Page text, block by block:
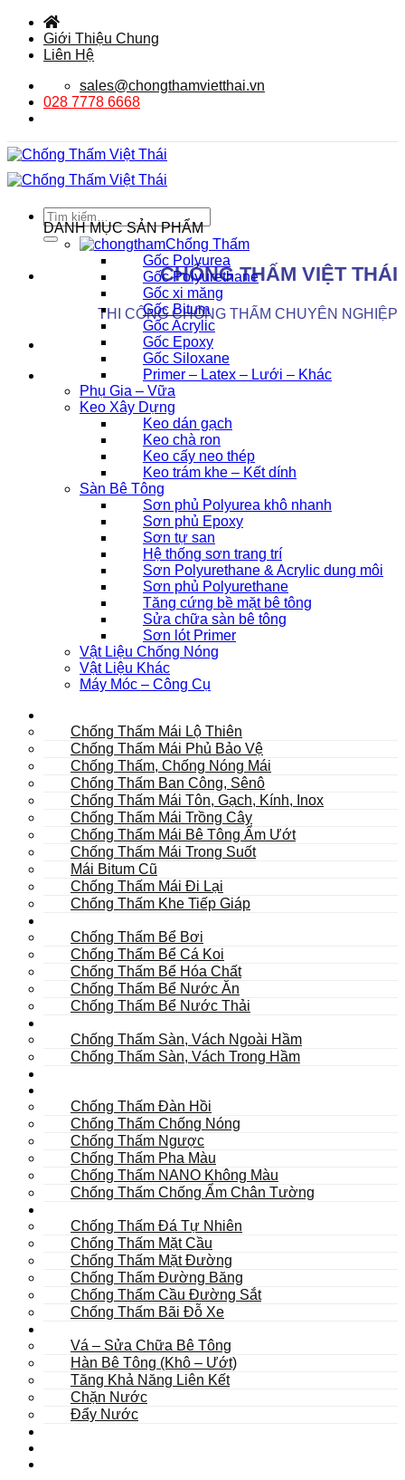
qua
Giới Thiệu Chung
Liên Hệ
sales@chongthamvietthai.vn
028 7778 6668
Tìm
kiếm:
CHỐNG THẤM VIỆT THÁI
THI CÔNG CHỐNG THẤM CHUYÊN NGHIỆP
DANH MỤC SẢN PHẨM
Chống Thấm
Gốc Polyurea
Gốc Polyurethane
Gốc xi măng
Gốc Bitum
Gốc Acrylic
Gốc Epoxy
Gốc Siloxane
Primer – Latex – Lưới – Khác
Phụ Gia – Vữa
Keo Xây Dựng
Keo dán gạch
Keo chà ron
Keo cấy neo thép
Keo trám khe – Kết dính
Sàn Bê Tông
Sơn phủ Polyurea khô nhanh
Sơn phủ Epoxy
Sơn tự san
Hệ thống sơn trang trí
Sơn Polyurethane & Acrylic dung môi
Sơn phủ Polyurethane
Tăng cứng bề mặt bê tông
Sửa chữa sàn bê tông
Sơn lót Primer
Vật Liệu Chống Nóng
Vật Liệu Khác
Máy Móc – Công Cụ
Chống Thấm Mái Lộ Thiên
Chống Thấm Mái Phủ Bảo Vệ
Chống Thấm, Chống Nóng Mái
Chống Thấm Ban Công, Sênô
Chống Thấm Mái Tôn, Gạch, Kính, Inox
Chống Thấm Mái Trồng Cây
Chống Thấm Mái Bê Tông Ẩm Ướt
Chống Thấm Mái Trong Suốt
Mái Bitum Cũ
Chống Thấm Mái Đi Lại
Chống Thấm Khe Tiếp Giáp
Chống Thấm Bể Bơi
Chống Thấm Bể Cá Koi
Chống Thấm Bể Hóa Chất
Chống Thấm Bể Nước Ăn
Chống Thấm Bể Nước Thải
Chống Thấm Sàn, Vách Ngoài Hầm
Chống Thấm Sàn, Vách Trong Hầm
Chống Thấm Đàn Hồi
Chống Thấm Chống Nóng
Chống Thấm Ngược
Chống Thấm Pha Màu
Chống Thấm NANO Không Màu
Chống Thấm Chống Ẩm Chân Tường
Chống Thấm Đá Tự Nhiên
Chống Thấm Mặt Cầu
Chống Thấm Mặt Đường
Chống Thấm Đường Băng
Chống Thấm Cầu Đường Sắt
Chống Thấm Bãi Đỗ Xe
Vá – Sửa Chữa Bê Tông
Hàn Bê Tông (Khô – Ướt)
Tăng Khả Năng Liên Kết
Chặn Nước
Đẩy Nước